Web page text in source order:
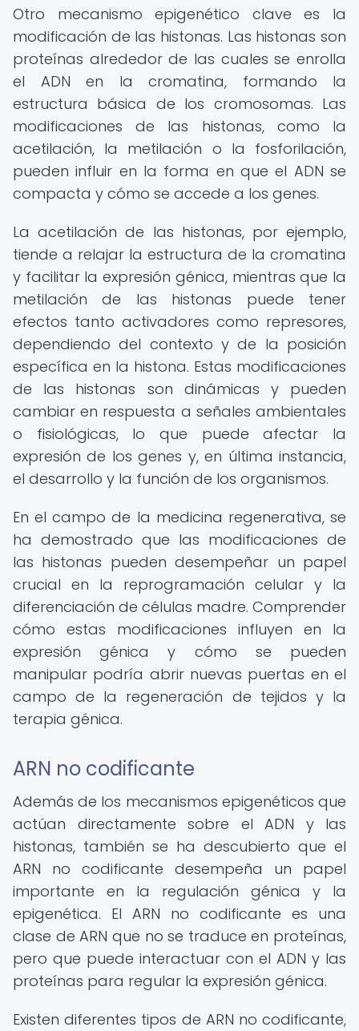
Otro mecanismo epigenético clave es la
modificación de las histonas. Las histonas son
proteínas alrededor de las cuales se enrolla
el ADN en la cromatina, formando la
estructura básica de los cromosomas. Las
modificaciones de las histonas, como la
acetilación, la metilación o la fosforilación,
pueden influir en la forma en que el ADN se
compacta y cómo se accede a los genes.
La acetilación de las histonas, por ejemplo,
tiende a relajar la estructura de la cromatina
y facilitar la expresión génica, mientras que la
metilación de las histonas puede tener
efectos tanto activadores como represores,
dependiendo del contexto y de la posición
específica en la histona. Estas modificaciones
de las histonas son dinámicas y pueden
cambiar en respuesta a señales ambientales
o fisiológicas, lo que puede afectar la
expresión de los genes y, en última instancia,
el desarrollo y la función de los organismos.
En el campo de la medicina regenerativa, se
ha demostrado que las modificaciones de
las histonas pueden desempeñar un papel
crucial en la reprogramación celular y la
diferenciación de células madre. Comprender
cómo estas modificaciones influyen en la
expresión génica y cómo se pueden
manipular podría abrir nuevas puertas en el
campo de la regeneración de tejidos y la
terapia génica.
ARN no codificante
Además de los mecanismos epigenéticos que
actúan directamente sobre el ADN y las
histonas, también se ha descubierto que el
ARN no codificante desempeña un papel
importante en la regulación génica y la
epigenética. El ARN no codificante es una
clase de ARN que no se traduce en proteínas,
pero que puede interactuar con el ADN y las
proteínas para regular la expresión génica.
Existen diferentes tipos de ARN no codificante,